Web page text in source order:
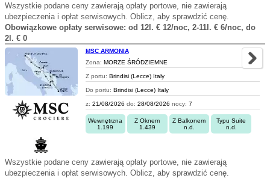
Wszystkie podane ceny zawierają opłaty portowe, nie zawierają
ubezpieczenia i opłat serwisowych. Oblicz, aby sprawdzić cenę.
Obowiązkowe opłaty serwisowe: od 12l. € 12/noc, 2-11l. € 6/noc, do
2l. € 0
MSC ARMONIA
Zona: MORZE ŚRÓDZIEMNE
Z portu: Brindisi (Lecce) Italy
Do portu: Brindisi (Lecce) Italy
z: 21/08/2026 do: 28/08/2026 nocy: 7
Wewnętrzna
1.199
Z Oknem
1.439
Z Balkonem
n.d.
Typu Suite
n.d.
Wszystkie podane ceny zawierają opłaty portowe, nie zawierają
ubezpieczenia i opłat serwisowych. Oblicz, aby sprawdzić cenę.